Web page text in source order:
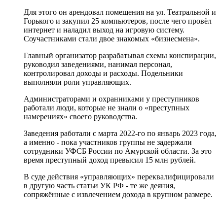
Для этого он арендовал помещения на ул. Театральной и
Горького и закупил 25 компьютеров, после чего провёл
интернет и наладил выход на игровую систему.
Соучастниками стали двое знакомых «бизнесмена».
Главный организатор разрабатывал схемы конспирации,
руководил заведениями, нанимал персонал,
контролировал доходы и расходы. Подельники
выполняли роли управляющих.
Администраторами и охранниками у преступников
работали люди, которые не знали о «преступных
намерениях» своего руководства.
Заведения работали с марта 2022-го по январь 2023 года,
а именно - пока участников группы не задержали
сотрудники УФСБ России по Амурской области. За это
время преступный доход превысил 15 млн рублей.
В суде действия «управляющих» переквалифицировали
в другую часть статьи УК РФ - те же деяния,
сопряжённые с извлечением дохода в крупном размере.